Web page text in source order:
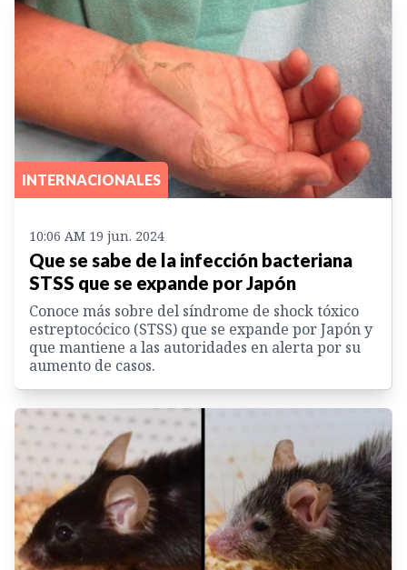
INTERNACIONALES
10:06 AM 19 jun. 2024
Que se sabe de la infección bacteriana
STSS que se expande por Japón
Conoce más sobre del síndrome de shock tóxico
estreptocócico (STSS) que se expande por Japón y
que mantiene a las autoridades en alerta por su
aumento de casos.